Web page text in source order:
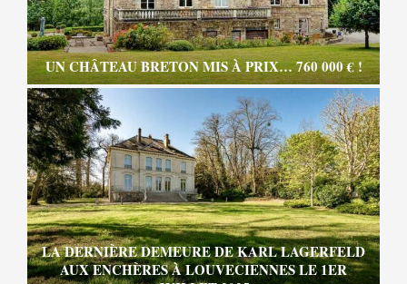
UN CHÂTEAU BRETON MIS À PRIX… 760 000 € !
LA DERNIÈRE DEMEURE DE KARL LAGERFELD
AUX ENCHÈRES À LOUVECIENNES LE 1ER